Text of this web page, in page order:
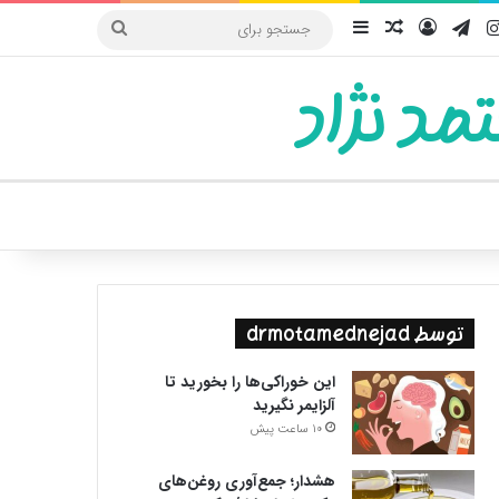
اینستاگرام
تلگرامورودنوشته تصادفی
سایدبار
جستجو
نژاد
پوسته
توسط drmotamednejad
این خوراکی‌ها را بخورید تا
آلزایمر نگیرید
10 ساعت پیش
هشدار؛ جمع‌آوری روغن‌های